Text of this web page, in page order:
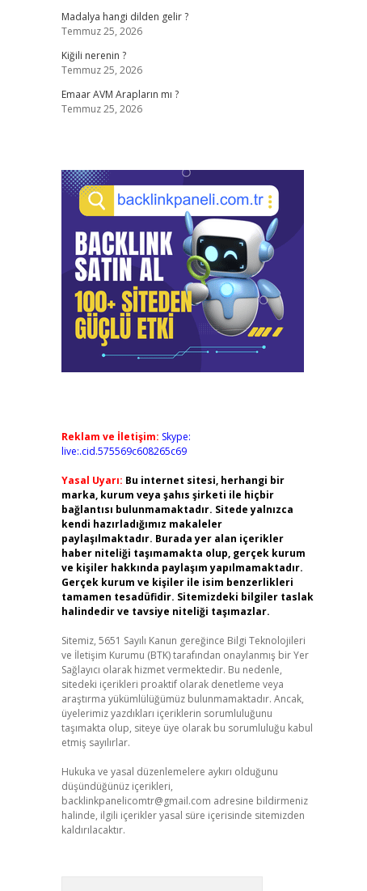
Madalya hangi dilden gelir ?
Temmuz 25, 2026
Kiğili nerenin ?
Temmuz 25, 2026
Emaar AVM Arapların mı ?
Temmuz 25, 2026
Reklam ve İletişim: Skype:
live:.cid.575569c608265c69
Yasal Uyarı: Bu internet sitesi, herhangi bir
marka, kurum veya şahıs şirketi ile hiçbir
bağlantısı bulunmamaktadır. Sitede yalnızca
kendi hazırladığımız makaleler
paylaşılmaktadır. Burada yer alan içerikler
haber niteliği taşımamakta olup, gerçek kurum
ve kişiler hakkında paylaşım yapılmamaktadır.
Gerçek kurum ve kişiler ile isim benzerlikleri
tamamen tesadüfidir. Sitemizdeki bilgiler taslak
halindedir ve tavsiye niteliği taşımazlar.
Sitemiz, 5651 Sayılı Kanun gereğince Bilgi Teknolojileri
ve İletişim Kurumu (BTK) tarafından onaylanmış bir Yer
Sağlayıcı olarak hizmet vermektedir. Bu nedenle,
sitedeki içerikleri proaktif olarak denetleme veya
araştırma yükümlülüğümüz bulunmamaktadır. Ancak,
üyelerimiz yazdıkları içeriklerin sorumluluğunu
taşımakta olup, siteye üye olarak bu sorumluluğu kabul
etmiş sayılırlar.
Hukuka ve yasal düzenlemelere aykırı olduğunu
düşündüğünüz içerikleri,
backlinkpanelicomtr@gmail.com adresine bildirmeniz
halinde, ilgili içerikler yasal süre içerisinde sitemizden
kaldırılacaktır.